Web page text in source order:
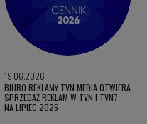
19.06.2026
BIURO REKLAMY TVN MEDIA OTWIERA
SPRZEDAŻ REKLAM W TVN I TVN7
NA LIPIEC 2026